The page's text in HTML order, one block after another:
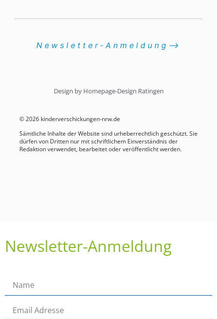
Newsletter-Anmeldung⟶
Design by Homepage-Design Ratingen
© 2026 kinderverschickungen-nrw.de
Sämtliche Inhalte der Website sind urheberrechtlich geschützt. Sie
dürfen von Dritten nur mit schriftlichem Einverständnis der
Redaktion verwendet, bearbeitet oder veröffentlicht werden.
Newsletter-Anmeldung